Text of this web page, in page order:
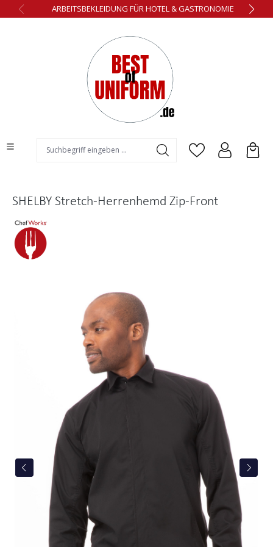
springenARBEITSBEKLEIDUNG FÜR HOTEL & GASTRONOMIE
SHELBY Stretch-Herrenhemd Zip-Front
Bildergalerie überspringen